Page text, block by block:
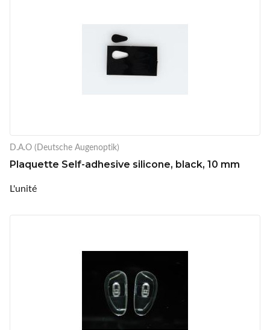
D.A.O (Deutsche Augenoptik)
Plaquette Self-adhesive silicone, black, 10 mm
L'unité